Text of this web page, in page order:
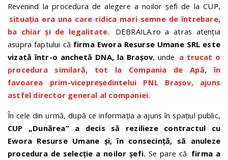
Revenind la procedura de alegere a noilor șefi de la CUP,
situația era una care ridica mari semne de întrebare,
ba chiar și de legalitate.
DEBRAILA.ro a atras atenția
asupra faptului că firma Ewora Resurse Umane SRL este
vizată într-o anchetă DNA, la Brașov, unde a trucat o
procedura similară, tot la Compania de Apă, în
favoarea prim-vicepreședintelui PNL Brașov, ajuns
astfel director general al companiei.
În cele din urmă, după ce informația a ajuns în spațiul public,
CUP „Dunărea” a decis să rezilieze contractul cu
Ewora Resurse Umane și, în consecință, să anuleze
procedura de selecție a noilor șefi. Se pare că firma a